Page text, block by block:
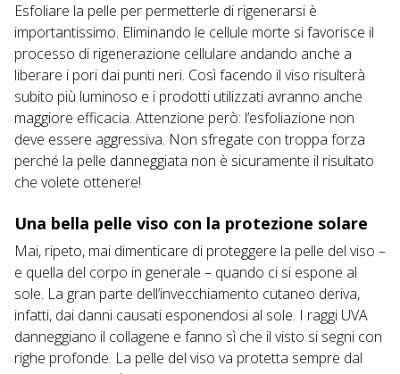
Esfoliare la pelle per permetterle di rigenerarsi è
importantissimo. Eliminando le cellule morte si favorisce il
processo di rigenerazione cellulare andando anche a
liberare i pori dai punti neri. Così facendo il viso risulterà
subito più luminoso e i prodotti utilizzati avranno anche
maggiore efficacia. Attenzione però: l’esfoliazione non
deve essere aggressiva. Non sfregate con troppa forza
perché la pelle danneggiata non è sicuramente il risultato
che volete ottenere!
Una bella pelle viso con la protezione solare
Mai, ripeto, mai dimenticare di proteggere la pelle del viso –
e quella del corpo in generale – quando ci si espone al
sole. La gran parte dell’invecchiamento cutaneo deriva,
infatti, dai danni causati esponendosi al sole. I raggi UVA
danneggiano il collagene e fanno sì che il visto si segni con
righe profonde. La pelle del viso va protetta sempre dal